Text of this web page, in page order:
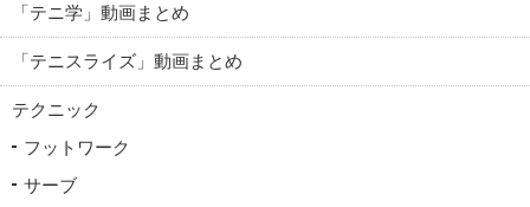
「テニ学」動画まとめ
「テニスライズ」動画まとめ
テクニック
フットワーク
サーブ